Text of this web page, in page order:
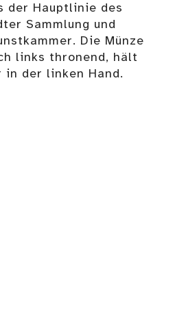
der Hauptlinie des
Sammlung und
Die Münze
links thronend, hält
der linken Hand.